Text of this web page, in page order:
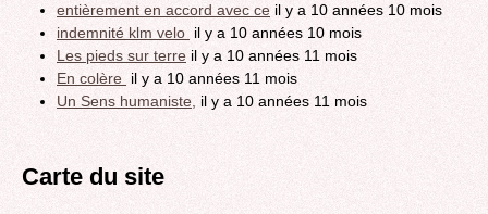
entièrement en accord avec ce il y a 10 années 10 mois
indemnité klm velo il y a 10 années 10 mois
Les pieds sur terre il y a 10 années 11 mois
En colère il y a 10 années 11 mois
Un Sens humaniste, il y a 10 années 11 mois
Carte du site